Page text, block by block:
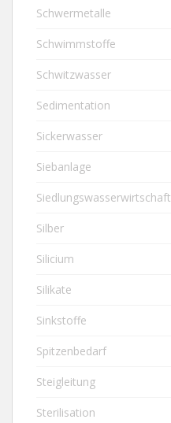
Schwermetalle
Schwimmstoffe
Schwitzwasser
Sedimentation
Sickerwasser
Siebanlage
Siedlungswasserwirtschaft
Silber
Silicium
Silikate
Sinkstoffe
Spitzenbedarf
Steigleitung
Sterilisation